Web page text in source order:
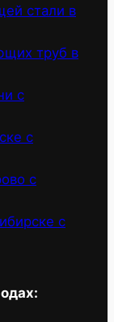
стали в
труб в
с
с
с
с